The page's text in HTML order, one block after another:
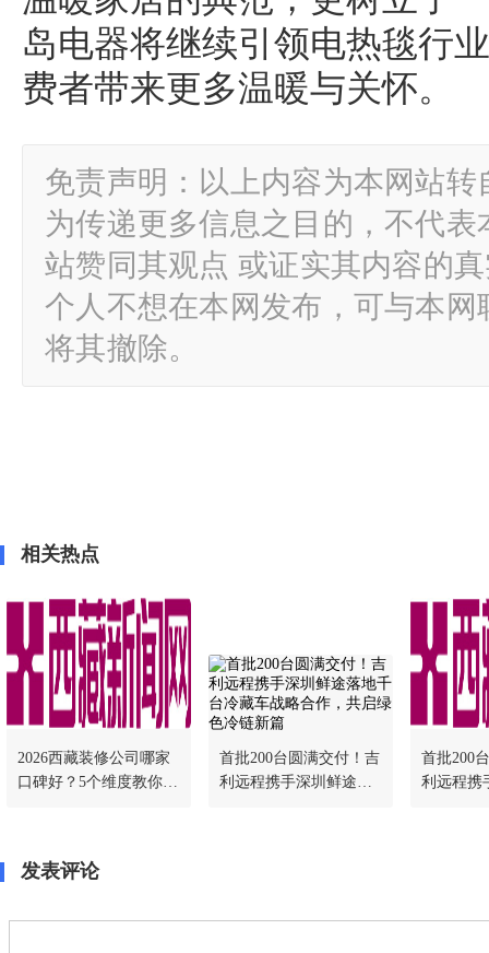
岛电器将继续引领电热毯行
费者带来更多温暖与关怀。
免责声明：以上内容为本网站
为传递更多信息之目的，不代
站赞同其观点 或证实其内容的
个人不想在本网发布，可与本
将其撤除。
相关热点
2026西藏装修公司哪家
口碑好？5个维度教你挑
首批200台圆满交付！吉
利远程携手深圳鲜途落
首批200
利远程携
发表评论